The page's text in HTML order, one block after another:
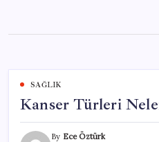
content
SAĞLIK
Kanser Türleri
By Ece Öztürk